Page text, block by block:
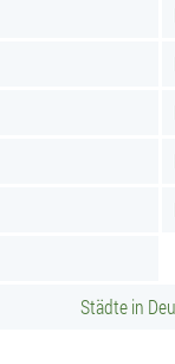
Städte in